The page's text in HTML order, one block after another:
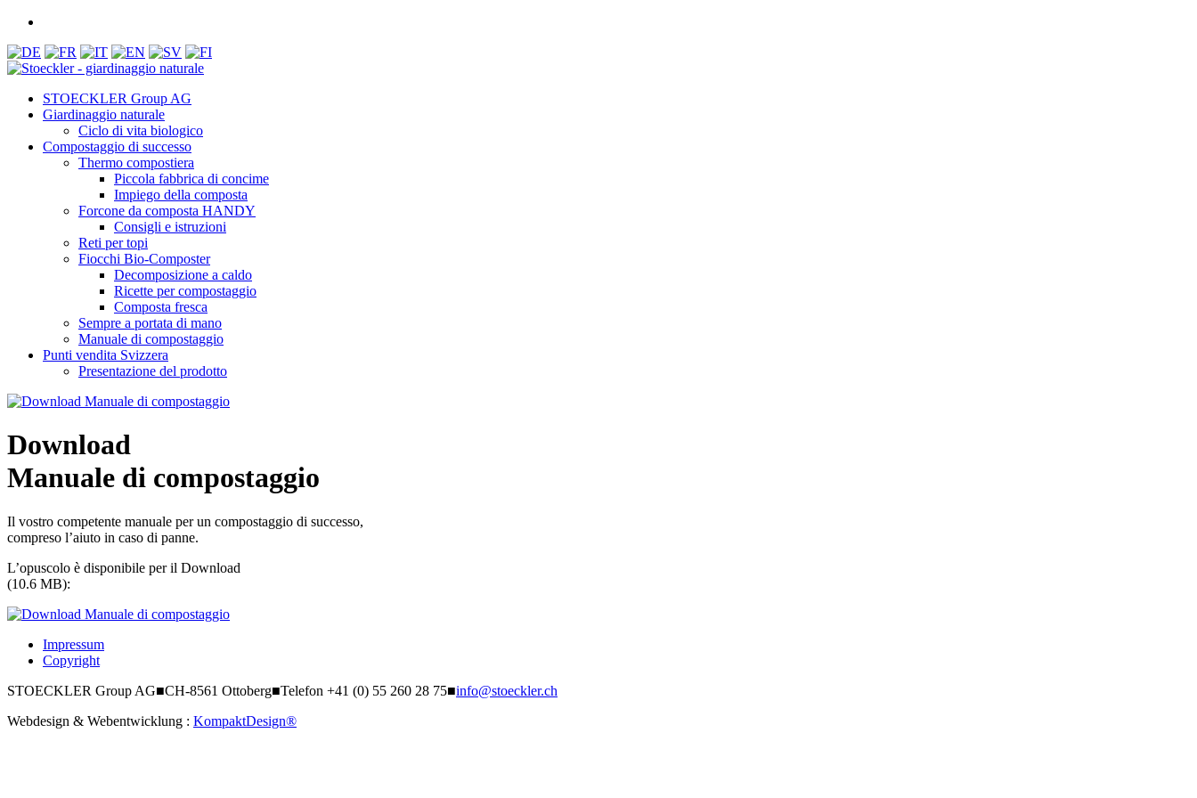
STOECKLER Group AG
Giardinaggio naturale
Ciclo di vita biologico
Compostaggio di successo
Thermo compostiera
Piccola fabbrica di concime
Impiego della composta
Forcone da composta HANDY
Consigli e istruzioni
Reti per topi
Fiocchi Bio-Composter
Decomposizione a caldo
Ricette per compostaggio
Composta fresca
Sempre a portata di mano
Manuale di compostaggio
Punti vendita Svizzera
Presentazione del prodotto
Download
Manuale di compostaggio
Il vostro competente manuale per un compostaggio di successo,
compreso l’aiuto in caso di panne.
L’opuscolo è disponibile per il Download
(10.6 MB):
Impressum
Copyright
STOECKLER Group AG■CH-8561 Ottoberg■Telefon +41 (0) 55 260 28 75■info@stoeckler.ch
Webdesign & Webentwicklung : KompaktDesign®